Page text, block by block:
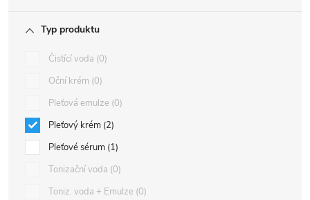
Typ produktu
Čistící voda 0
Oční krém 0
Pleťová emulze 0
Pleťový krém 2
Pleťové sérum 1
Tonizační voda 0
Toniz. voda + Emulze 0